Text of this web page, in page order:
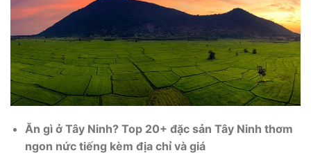
Ăn gì ở Tây Ninh? Top 20+ đặc sản Tây Ninh thơm
ngon nức tiếng kèm địa chỉ và giá